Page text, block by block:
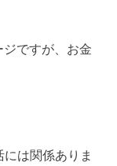
ですが、お金
は関係ありま